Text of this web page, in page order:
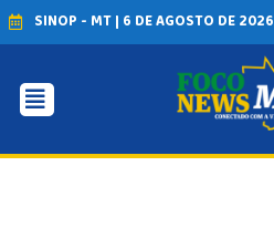
SINOP - MT | 6 DE AGOSTO DE 2026
INICIO
AGRONEGÓCIO